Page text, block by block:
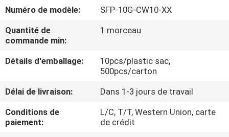
VISITE
DE
QUALITÉ
Numéro de modèle:
SFP-10G-CW10-XX
Quantité de
commande min:
1 morceau
Détails d'emballage:
10pcs/plastic sac,
500pcs/carton
Délai de livraison:
Dans 1-3 jours de travail
Conditions de
paiement:
L/C, T/T, Western Union, carte
de crédit